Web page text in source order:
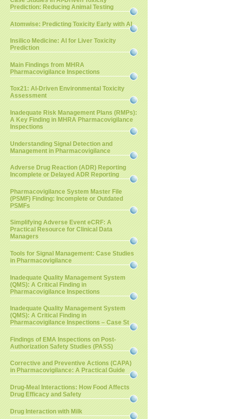
Prediction: Reducing Animal Testing
Atomwise: Predicting Toxicity Early with AI
Insilico Medicine: AI for Liver Toxicity
Prediction
Main Findings from MHRA
Pharmacovigilance Inspections
Tox21: AI-Driven Environmental Toxicity
Assessment
Inadequate Risk Management Plans (RMPs):
A Key Finding in MHRA Pharmacovigilance
Inspections
Understanding Signal Detection and
Management in Pharmacovigilance
Adverse Drug Reaction (ADR) Reporting
Incomplete or Delayed ADR Reporting
Pharmacovigilance System Master File
(PSMF) Finding: Incomplete or Outdated
PSMFs
Simplifying Adverse Event eCRF: A
Practical Resource for Clinical Data
Managers
Tools for Signal Management: Case Studies
in Pharmacovigilance
Inadequate Quality Management System
(QMS): A Critical Finding in
Pharmacovigilance Inspections
Inadequate Quality Management System
(QMS): A Critical Finding in
Pharmacovigilance Inspections – Case St
Findings of EMA Inspections on Post-
Authorization Safety Studies (PASS)
Corrective and Preventive Actions (CAPA)
in Pharmacovigilance: A Practical Guide
Drug-Meal Interactions: How Food Affects
Drug Efficacy and Safety
Drug Interaction with Milk